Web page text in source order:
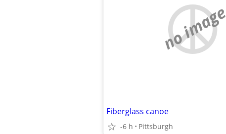
no image
Fiberglass canoe
-6 h Pittsburgh